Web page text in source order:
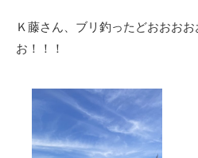
Ｋ藤さん、ブリ釣ったどおおお
お！！！